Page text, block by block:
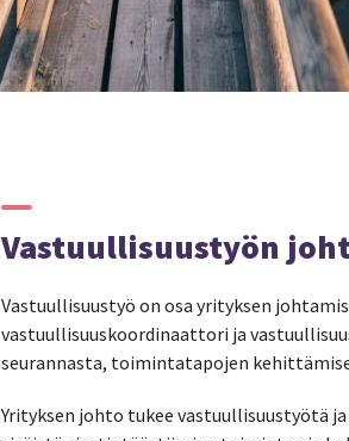
Vastuullisuustyön
Vastuullisuustyö on osa yrityksen
vastuullisuuskoordinaattori ja
seurannasta, toimintatapojen
Yrityksen johto tukee vastuullisuustyötä